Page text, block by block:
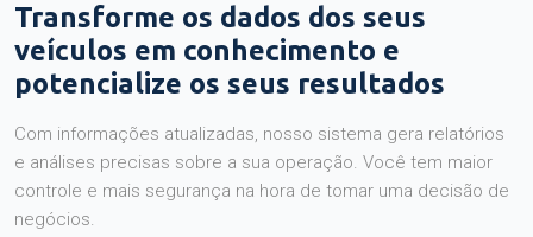
Transforme os dados dos seus
veículos em conhecimento e
potencialize os seus resultados
Com informações atualizadas, nosso sistema gera relatórios
e análises precisas sobre a sua operação. Você tem maior
controle e mais segurança na hora de tomar uma decisão de
negócios.